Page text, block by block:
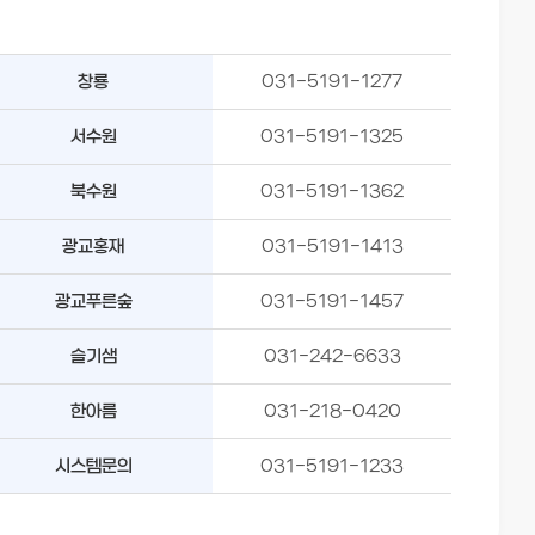
창룡 031-5191-1277
서수원 031-5191-1325
북수원 031-5191-1362
광교홍재 031-5191-1413
광교푸른숲 031-5191-1457
슬기샘 031-242-6633
한아름 031-218-0420
시스템문의 031-5191-1233